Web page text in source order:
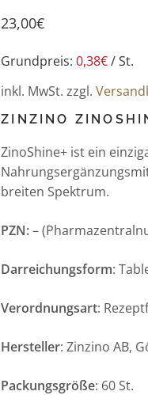
23,00€
Grundpreis:0,38€/St.
inkl. MwSt. zzgl.
ZINZINO
ZinoShine+ ist ein
breiten Spektrum.
PZN:–
Darreichungsform:
Verordnungsart:
Hersteller: Zinzino AB,
Packungsgröße: 60 St.